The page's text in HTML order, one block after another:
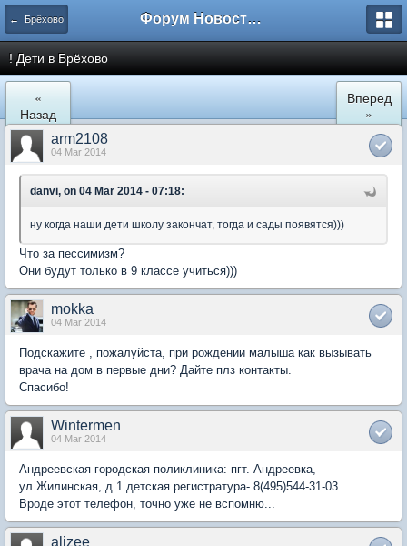
← Брёхово Форум Новостройки
! Дети в Брёхово
«
Назад
Вперед
»
arm2108
04 Mar 2014
danvi, on 04 Mar 2014 - 07:18:
ну когда наши дети школу закончат, тогда и сады появятся)))
Что за пессимизм?
Они будут только в 9 классе учиться)))
mokka
04 Mar 2014
Подскажите , пожалуйста, при рождении малыша как вызывать
врача на дом в первые дни? Дайте плз контакты.
Спасибо!
Wintermen
04 Mar 2014
Андреевская городская поликлиника: пгт. Андреевка,
ул.Жилинская, д.1 детская регистратура- 8(495)544-31-03.
Вроде этот телефон, точно уже не вспомню...
alizee